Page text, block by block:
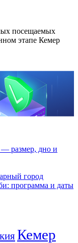
посещаемых
этапе Кемер
размер, дно и
город
программа и даты
Кемер